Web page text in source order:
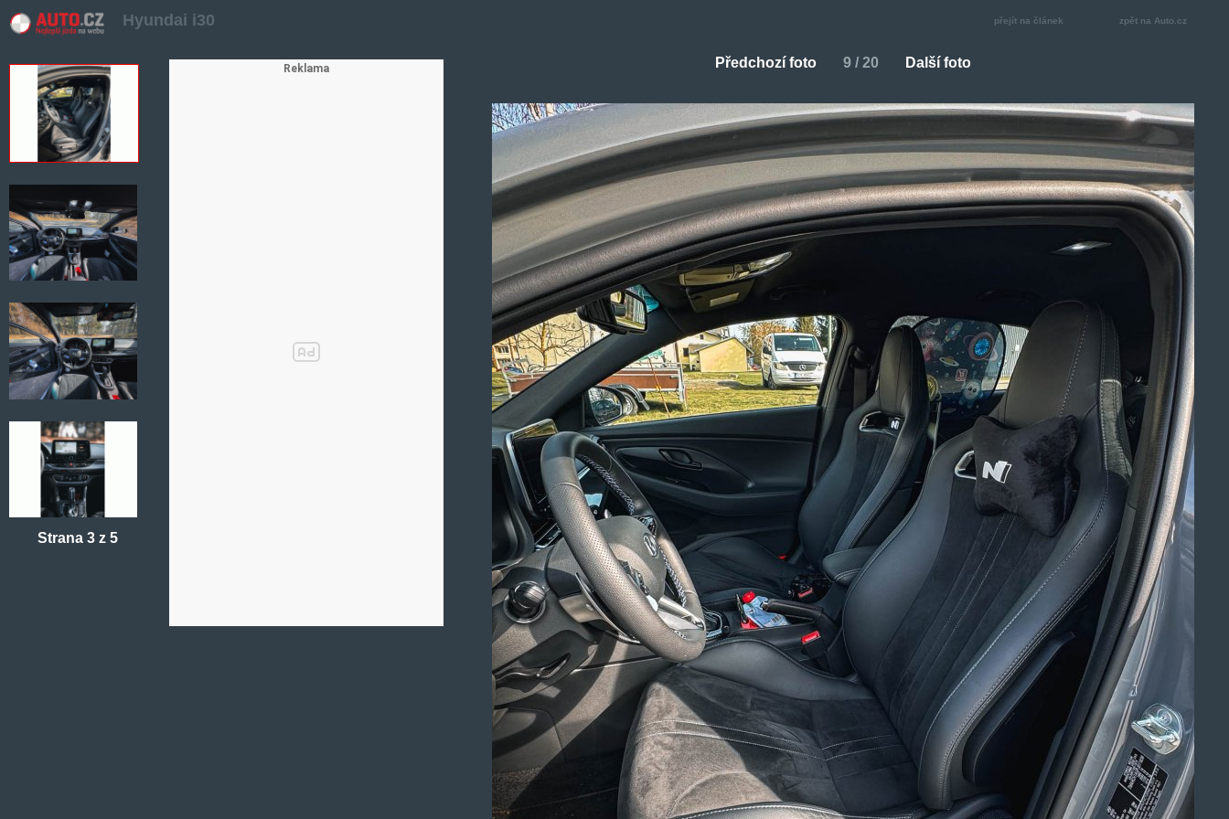
Hyundai i30 přejít na článek zpět na Auto.cz
Strana 3 z 5
Předchozí foto 9 / 20 Další foto